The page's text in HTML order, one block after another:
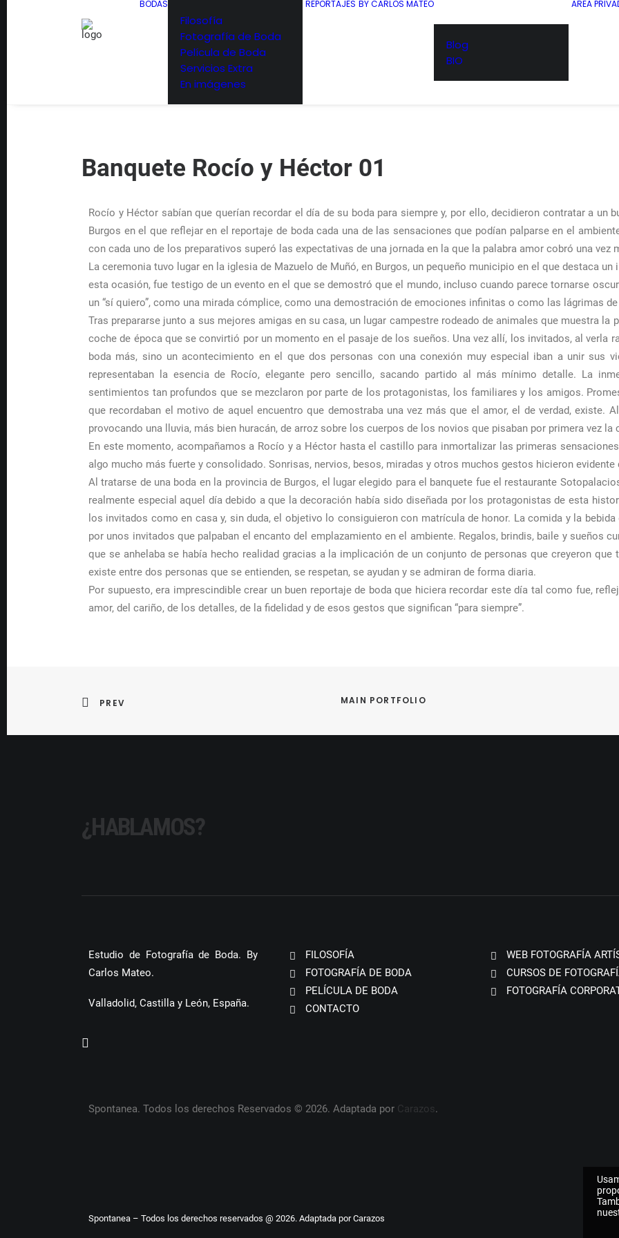
BODAS
Filosofía
Fotografía de Boda
Película de Boda
Servicios Extra
En imágenes
REPORTAJES BY CARLOS MATEO
Blog
BIO
AREA
Banquete Rocío y Héctor 01
Rocío y Héctor sabían que querían recordar el día de su boda para siempre y, por ello, decidieron contratar a un
Burgos en el que reflejar en el reportaje de boda cada una de las sensaciones que podían palparse en el
con cada uno de los preparativos superó las expectativas de una jornada en la que la palabra amor cobró una vez
La ceremonia tuvo lugar en la iglesia de Mazuelo de Muñó, en Burgos, un pequeño municipio en el que destaca
esta ocasión, fue testigo de un evento en el que se demostró que el mundo, incluso cuando parece tornarse
un “sí quiero”, como una mirada cómplice, como una demostración de emociones infinitas o como las lágrimas
Tras prepararse junto a sus mejores amigas en su casa, un lugar campestre rodeado de animales que muestra la
coche de época que se convirtió por un momento en el pasaje de los sueños. Una vez allí, los invitados, al verla
boda más, sino un acontecimiento en el que dos personas con una conexión muy especial iban a unir sus
representaban la esencia de Rocío, elegante pero sencillo, sacando partido al más mínimo detalle. La
sentimientos tan profundos que se mezclaron por parte de los protagonistas, los familiares y los amigos.
que recordaban el motivo de aquel encuentro que demostraba una vez más que el amor, el de verdad, existe.
provocando una lluvia, más bien huracán, de arroz sobre los cuerpos de los novios que pisaban por primera vez
En este momento, acompañamos a Rocío y a Héctor hasta el castillo para inmortalizar las primeras
algo mucho más fuerte y consolidado. Sonrisas, nervios, besos, miradas y otros muchos gestos hicieron evidente
Al tratarse de una boda en la provincia de Burgos, el lugar elegido para el banquete fue el restaurante
realmente especial aquel día debido a que la decoración había sido diseñada por los protagonistas de esta
los invitados como en casa y, sin duda, el objetivo lo consiguieron con matrícula de honor. La comida y la
por unos invitados que palpaban el encanto del emplazamiento en el ambiente. Regalos, brindis, baile y sueños
que se anhelaba se había hecho realidad gracias a la implicación de un conjunto de personas que creyeron
existe entre dos personas que se entienden, se respetan, se ayudan y se admiran de forma diaria.
Por supuesto, era imprescindible crear un buen reportaje de boda que hiciera recordar este día tal como fue,
amor, del cariño, de los detalles, de la fidelidad y de esos gestos que significan “para siempre”.
PREV MAIN PORTFOLIO
¿HABLAMOS?
Estudio de Fotografía de Boda. By
Carlos Mateo.
Valladolid, Castilla y León, España.
FILOSOFÍA
FOTOGRAFÍA DE BODA
PELÍCULA DE BODA
CONTACTO
WEB FOTOGRAFÍA
CURSOS DE
FOTOGRAFÍA
Spontanea. Todos los derechos Reservados © 2026. Adaptada por Carazos.
Spontanea – Todos los derechos reservados @ 2026. Adaptada porCarazos